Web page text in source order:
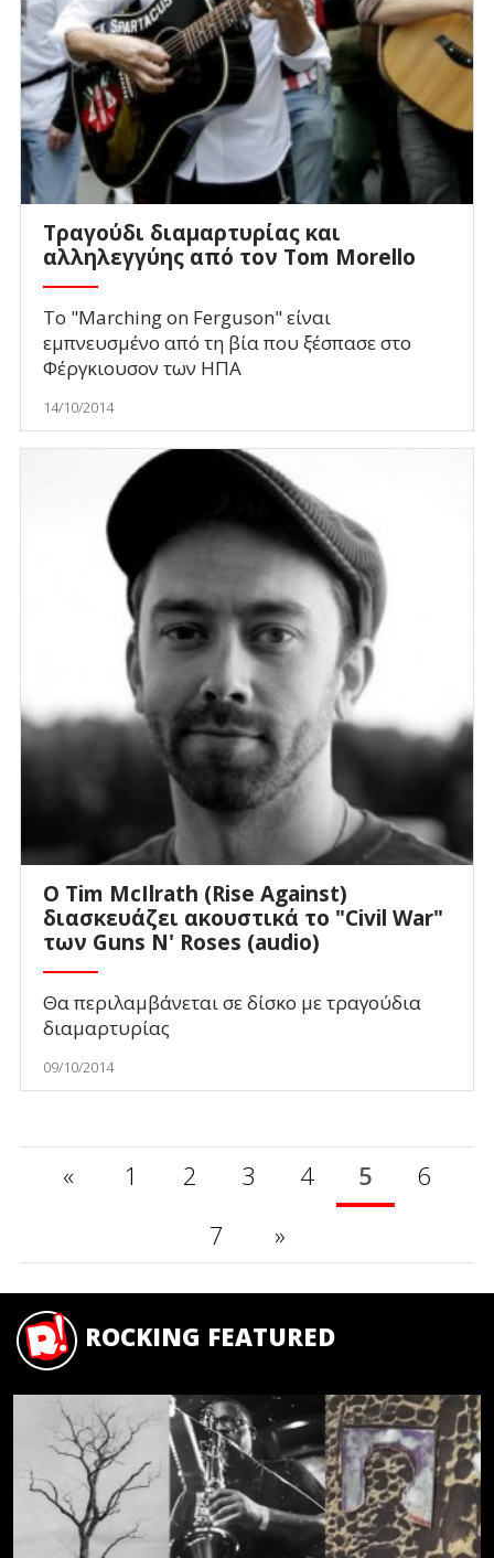
Τραγούδι διαμαρτυρίας και
αλληλεγγύης από τον Tom Morello
Το "Marching on Ferguson" είναι
εμπνευσμένο από τη βία που ξέσπασε στο
Φέργκιουσον των ΗΠΑ
14/10/2014
Ο Tim McIlrath (Rise Against)
διασκευάζει ακουστικά το "Civil War"
των Guns N' Roses (audio)
Θα περιλαμβάνεται σε δίσκο με τραγούδια
διαμαρτυρίας
09/10/2014
« 1 2 3 4 5
6
7
»
ROCKING FEATURED